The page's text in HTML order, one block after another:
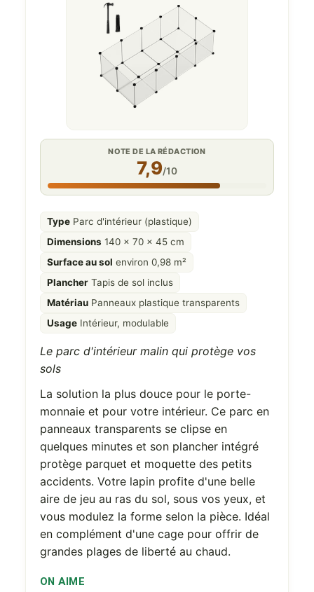
NOTE DE LA RÉDACTION
7,9/10
Type Parc d'intérieur (plastique)
Dimensions 140 x 70 x 45 cm
Surface au sol environ 0,98 m²
Plancher Tapis de sol inclus
Matériau Panneaux plastique transparents
Usage Intérieur, modulable
Le parc d'intérieur malin qui protège vos
sols
La solution la plus douce pour le porte-
monnaie et pour votre intérieur. Ce parc en
panneaux transparents se clipse en
quelques minutes et son plancher intégré
protège parquet et moquette des petits
accidents. Votre lapin profite d'une belle
aire de jeu au ras du sol, sous vos yeux, et
vous modulez la forme selon la pièce. Idéal
en complément d'une cage pour offrir de
grandes plages de liberté au chaud.
ON AIME